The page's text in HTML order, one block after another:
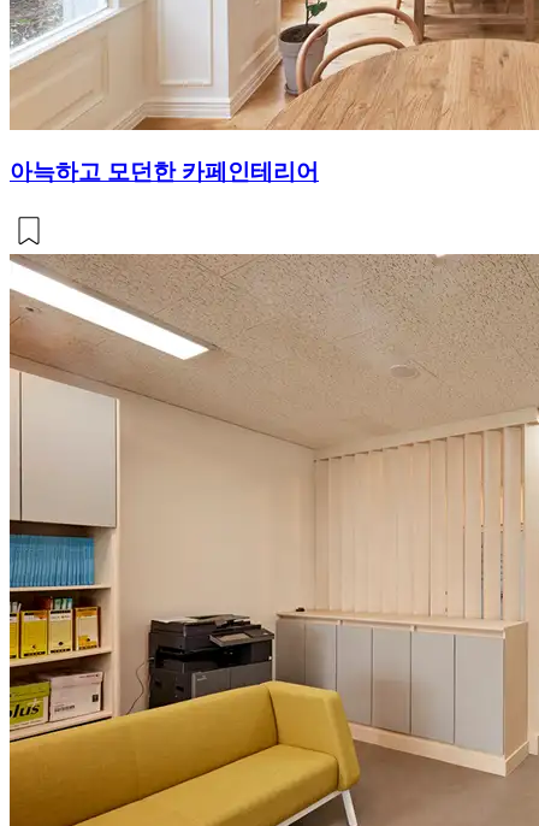
아늑하고 모던한 카페인테리어